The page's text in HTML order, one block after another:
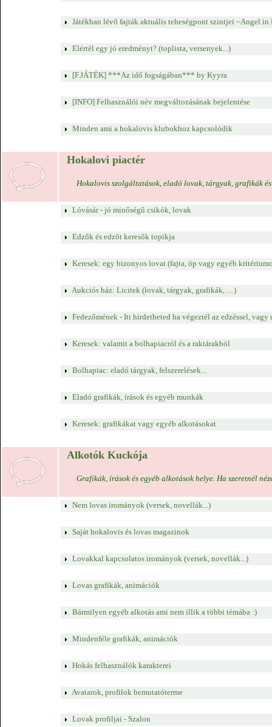
Játékban lévő fajták aktuális teheségpont szintjei ~Angel in
Elértél egy jó eredményt? (toplista, versenyek...)
[F.JÁTÉK] ***Az idő fogságában*** by Kyyra
[INFO] Felhasználói név megváltozásának bejelentése
Minden ami a hokalovis klubokhoz kapcsolódik
Hokalovi piactér
Hokalovis szolgáltatások, eladó lovak, tárgyak, grafikák
Lóvásár - jó minőségű csikók, lovak
Edzők és edzőt keresők topikja
Keresek: egy bizonyos lovat (fajta, öp vagy egyéb
Aukciós ház: Licitek (lovak, tárgyak, grafikák, ....)
Fedezőmének - Itt hirdetheted ha végeztél az edzéssel, vagy
Keresek: valamit a bolhapiacról és a raktárakból
Bolhapiac: eladó tárgyak, felszerelések...
Eladó grafikák, írások és egyéb munkák
Keresek: grafikákat vagy egyéb alkotásokat
Alkotók Kuckója
Grafikák, írások és egyéb alkotások helye. Ha szeretnél
Nem lovas irományok (versek, novellák...)
Saját hokalovis és lovas magazinok
Lovakkal kapcsolatos irományok (versek, novellák...)
Lovas grafikák, animációk
Bármilyen egyéb alkotás ami nem illik a többi témába :)
Mindenféle grafikák, animációk
Hokás felhasználók karakterei
Avatarok, profilok bemutatóterme
Lovak profiljai - Szalon